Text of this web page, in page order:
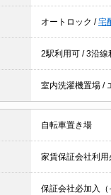
オートロック /宅
2駅利用可 /3沿線
室内洗濯機置場 /
自転車置き場
家賃保証会社利用
保証会社必加入